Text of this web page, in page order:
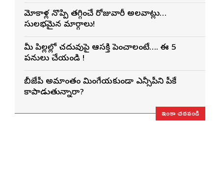
మోకాళ్ల నొప్పి తగ్గించే రోజువారీ అలవాట్లు…
సులభమైన మార్గాలు!
మీ పిల్లల్లో చదువుపై ఆసక్తి పెంచాలంటే…. ఈ 5
పనులు చేయండి !
బీజేపీ అమాంతం మింగేయకుండా ఎన్సీపీని పీకే
కాపాడుతున్నారా?
ఇంకా చదవండి